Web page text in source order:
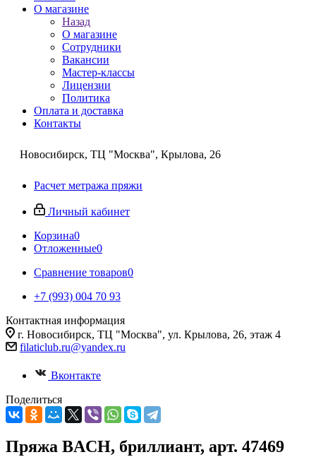
О магазине
Назад
О магазине
Сотрудники
Вакансии
Мастер-классы
Лицензии
Политика
Оплата и доставка
Контакты
Новосибирск, ТЦ "Москва", Крылова, 26
Расчет метража пряжи
Личный кабинет
Корзина0
Отложенные0
Сравнение товаров0
+7 (993) 004 70 93
Контактная информация
г. Новосибирск, ТЦ "Москва", ул. Крылова, 26, этаж 4
filaticlub.ru@yandex.ru
Вконтакте
Поделиться
Пряжа BACH, бриллиант, арт. 47469